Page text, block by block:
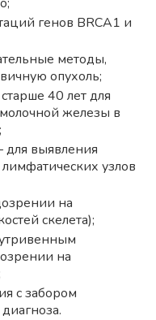
генов BRCA1 и
методы,
опухоль;
40 лет для
железы в
выявления
узлов
на
скелета);
на
с забором